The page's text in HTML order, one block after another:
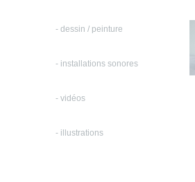
- dessin / peinture
- installations sonores
- vidéos
- illustrations